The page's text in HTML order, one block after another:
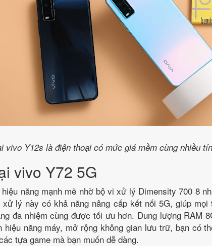
vivo Y12s là điện thoại có mức giá mềm cùng nhiều
vivo Y72 5G
năng mạnh mẽ nhờ bộ vi xử lý Dimensity 700 8
lý này có khả năng nâng cấp kết nối 5G, giúp
đa nhiệm cùng được tối ưu hơn. Dung lượng RAM
hiệu năng máy, mở rộng không gian lưu trữ, bạn có
tựa game mà bạn muốn dễ dàng.